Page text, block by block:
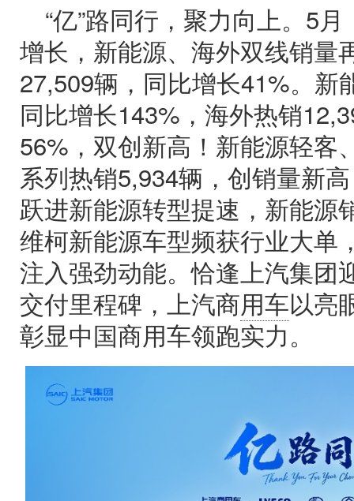
“亿”路同行，聚力向上。5
增长，新能源、海外双线销量
27,509辆，同比增长41%。新
同比增长143%，海外热销
56%，双创新高！新能源轻客
系列热销5,934辆，创销量新
跃进新能源转型提速，新能源
维柯新能源车型频获行业大单
注入强劲动能。恰逢上汽集团
交付里程碑，上汽商用车以亮
彰显中国商用车领跑实力。